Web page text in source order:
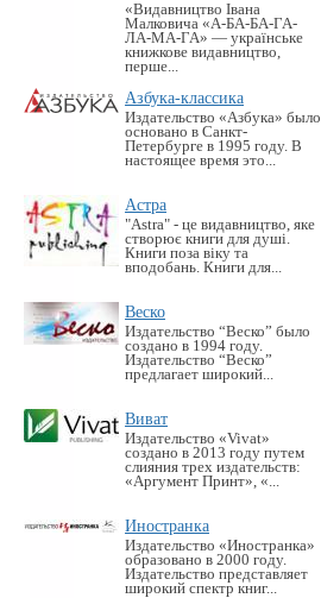
«Видавництво Івана
Малковича «А-БА-БА-ГА-
ЛА-МА-ГА» — українське
книжкове видавництво,
перше...
Азбука-классика
Издательство «Азбука» было
основано в Санкт-
Петербурге в 1995 году. В
настоящее время это...
Астра
"Astra" - це видавництво, яке
створює книги для душі.
Книги поза віку та
вподобань. Книги для...
Веско
Издательство “Веско” было
создано в 1994 году.
Издательство “Веско”
предлагает широкий...
Виват
Издательство «Vivat»
создано в 2013 году путем
слияния трех издательств:
«Аргумент Принт», «...
Иностранка
Издательство «Иностранка»
образовано в 2000 году.
Издательство представляет
широкий спектр книг...